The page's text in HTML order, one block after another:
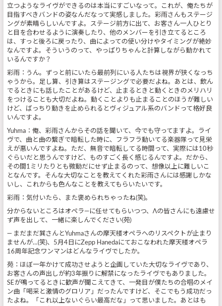
立つようなライヴができるのは本当にすごいなって。これが、俺たちが
目指すべきバンドの姿なんだなって実感しました。彩雨さんもステージ
ングが素晴らしいんですよ。ステージ前方に出て、お客さん一人ひとり
と目を合わせるように演奏したり、他のメンバーを引き立てるところ
は、すっと後ろに戻ったり、曲によっての使い分けやタイミングが絶妙
なんですよ。そういうのって、やっぱりちゃんと計算しながら動かれて
いるんですか？
彩雨：うん。ずっと前にいたら最前列にいる人たちは視界が狭くなっち
ゃうから。足し算、引き算はステージングで必要だよね。あとは、飲ん
でるときにも話したことがあるけど、止まるときと動くときのメリハリ
をつけることも大切だよね。動くことよりも止まることのほうが難しい
けど、ばっちり動きを止められるとヴィジュアル系のバンドって格好良
いんですよ。
Yuhma：俺、彩雨さんからその話を聞いて、今でも守ってますよ。ライ
ヴで、曲と曲の繋ぎで暗転した時に、フラフラ動いてる楽器隊って見栄
えが悪いんですよね。ただ、無音で暗転してる時間って、実際には10秒
ぐらいだと思うんですけど、ものすごく長く感じるんですよ。だから、
その間1ミリたりとも微動だにせず止まるのって、想像以上に難しいこ
となんです。そんな大切なことを教えてくれた彩雨さんには感謝しかな
いし、これからも色んなことを教えてもらいたいです。
彩雨：気付いたら、また褒められちゃったね(笑)。
分からないところはオペラ―に任せてもらいつつ、Λの皆さんにも遠慮せ
ず声を出して、一緒に楽しんでください(苑)
― まだまだ巽さんとYuhmaさんの摩天楼オペラへのリスペクトが止まり
ませんが…(笑)、5月4日にZepp Hanedaにておこなわれた摩天楼オペラ
16周年記念ワンマンはどんなライヴでしたか。
苑：ほぼ一年かけて成功させようと企画していた大切なライヴであり、
お客さんの声出しが約3年振りに解禁になったライヴでもありました。
SEが鳴ってるときに歓声が聞こえてきて、一発目が僕たちの合唱のメイ
ン曲「喝采と激情のグロリア」だったんですけど、そこでもう成功だっ
たよね。「これ以上ないぐらい最高だな」って思いました。あとはも